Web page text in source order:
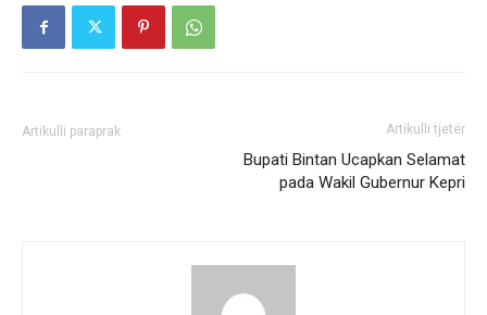
Artikulli paraprak Artikulli tjetër
Bupati Bintan Ucapkan Selamat
pada Wakil Gubernur Kepri